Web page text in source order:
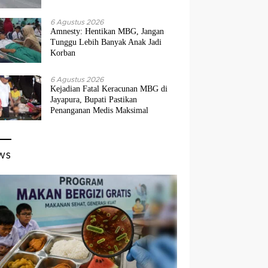
6 Agustus 2026
Amnesty: Hentikan MBG, Jangan
Tunggu Lebih Banyak Anak Jadi
Korban
6 Agustus 2026
Kejadian Fatal Keracunan MBG di
Jayapura, Bupati Pastikan
Penanganan Medis Maksimal